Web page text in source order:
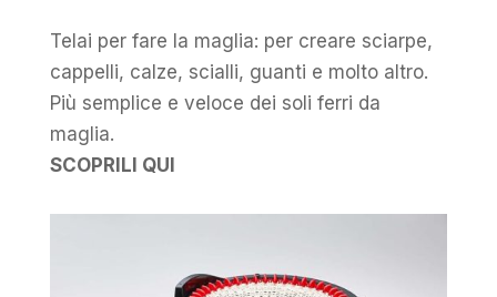
Telai per fare la maglia: per creare sciarpe,
cappelli, calze, scialli, guanti e molto altro.
Più semplice e veloce dei soli ferri da
maglia.
SCOPRILI QUI